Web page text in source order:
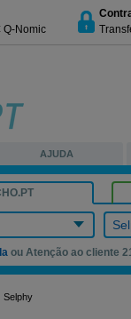
Q-Nomic
AJUDA
ou Atenção ao cliente
Selphy